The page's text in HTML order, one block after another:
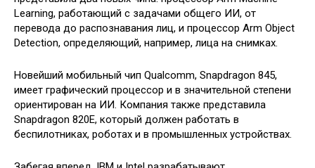
Learning, работающий с задачами общего ИИ, от
перевода до распознавания лиц, и процессор Arm Object
Detection, определяющий, например, лица на снимках.
Новейший мобильный чип Qualcomm, Snapdragon 845,
имеет графический процессор и в значительной степени
ориентирован на ИИ. Компания также представила
Snapdragon 820E, который должен работать в
беспилотниках, роботах и в промышленных устройствах.